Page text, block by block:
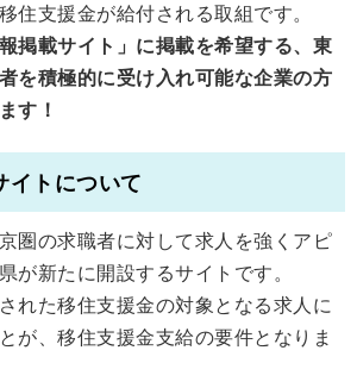
住支援金が給付される取組です。
掲載サイト」に掲載を希望する、東
を積極的に受け入れ可能な企業の方
す！
イトについて
圏の求職者に対して求人を強くアピ
が新たに開設するサイトです。
れた移住支援金の対象となる求人に
が、移住支援金支給の要件となりま